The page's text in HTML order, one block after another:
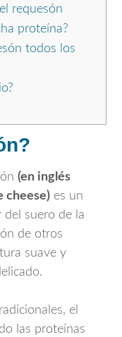
requesón
proteína?
todos los
(en inglés
cheese) es un
suero de la
de otros
suave y
el
las proteínas